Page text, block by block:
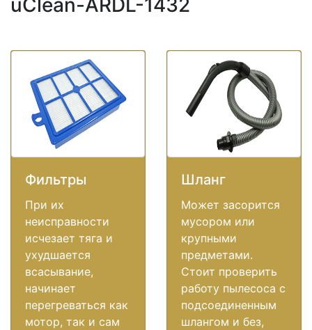
uClean-ARDL-1432
Фильтры
При их
неисправности
исчезает тяга и
ухудшается
всасывание,
начинает
перегреваться как
мотор, так и сам
Шланг
Может засорится
мусором или
крупными
предметами.
Стоит проверить
работу пылесоса с
подсоединенным
шлангом и без,